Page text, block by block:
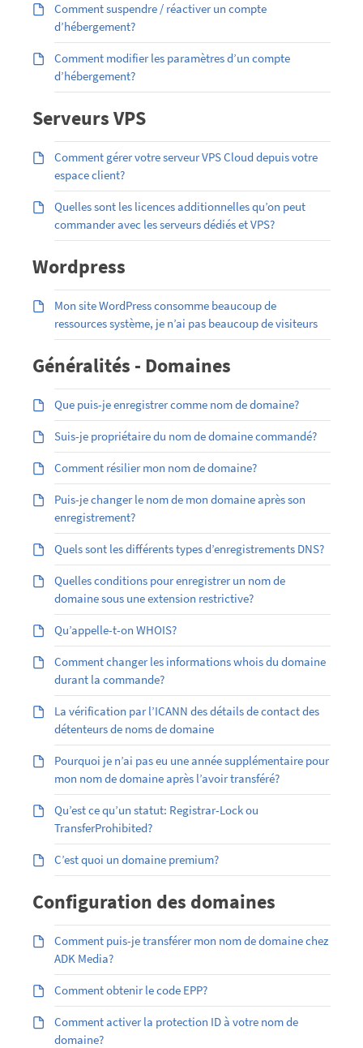
Comment suspendre / réactiver un compte
d’hébergement?
Comment modifier les paramètres d’un compte
d’hébergement?
Serveurs VPS
Comment gérer votre serveur VPS Cloud depuis votre
espace client?
Quelles sont les licences additionnelles qu’on peut
commander avec les serveurs dédiés et VPS?
Wordpress
Mon site WordPress consomme beaucoup de
ressources système, je n’ai pas beaucoup de visiteurs
Généralités - Domaines
Que puis-je enregistrer comme nom de domaine?
Suis-je propriétaire du nom de domaine commandé?
Comment résilier mon nom de domaine?
Puis-je changer le nom de mon domaine après son
enregistrement?
Quels sont les différents types d’enregistrements DNS?
Quelles conditions pour enregistrer un nom de
domaine sous une extension restrictive?
Qu’appelle-t-on WHOIS?
Comment changer les informations whois du domaine
durant la commande?
La vérification par l’ICANN des détails de contact des
détenteurs de noms de domaine
Pourquoi je n’ai pas eu une année supplémentaire pour
mon nom de domaine après l’avoir transféré?
Qu’est ce qu’un statut: Registrar-Lock ou
TransferProhibited?
C’est quoi un domaine premium?
Configuration des domaines
Comment puis-je transférer mon nom de domaine chez
ADK Media?
Comment obtenir le code EPP?
Comment activer la protection ID à votre nom de
domaine?